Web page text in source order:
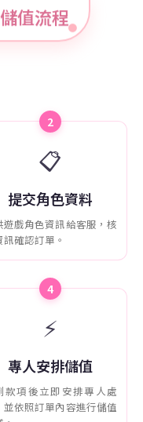
值流程
2
📋
提交角色資料
遊戲角色資訊給客服，核
訊確認訂單。
4
⚡
專人安排儲值
款項後立即安排專人處
並依照訂單內容進行儲值